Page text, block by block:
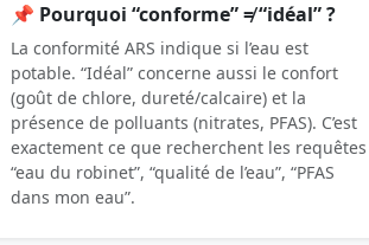
📌 Pourquoi “conforme” ≠ “idéal” ?
La conformité ARS indique si l’eau est
potable. “Idéal” concerne aussi le confort
(goût de chlore, dureté/calcaire) et la
présence de polluants (nitrates, PFAS). C’est
exactement ce que recherchent les requêtes
“eau du robinet”, “qualité de l’eau”, “PFAS
dans mon eau”.